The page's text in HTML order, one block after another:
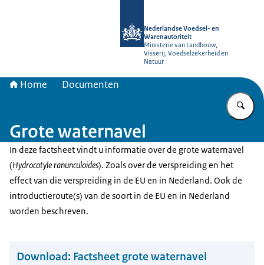
Nederlandse Voedsel- en
Warenautoriteit
Ministerie van Landbouw,
Visserij, Voedselzekerheid en
Natuur
Home Documenten
Grote waternavel
In deze factsheet vindt u informatie over de grote waternavel
(Hydrocotyle ranunculoides). Zoals over de verspreiding en het
effect van die verspreiding in de EU en in Nederland. Ook de
introductieroute(s) van de soort in de EU en in Nederland
worden beschreven.
Download: Factsheet grote waternavel